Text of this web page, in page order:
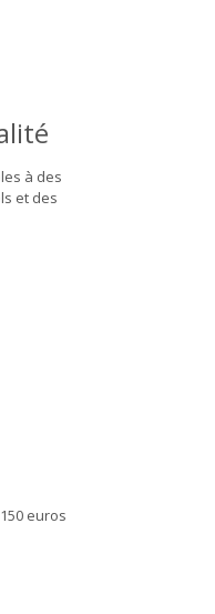
à des
et des
euros